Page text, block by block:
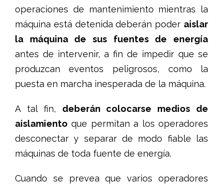
operaciones de mantenimiento mientras la
máquina está detenida deberán poder aislar
la máquina de sus fuentes de energía
antes de intervenir, a fin de impedir que se
produzcan eventos peligrosos, como la
puesta en marcha inesperada de la máquina.
A tal fin, deberán colocarse medios de
aislamiento que permitan a los operadores
desconectar y separar de modo fiable las
máquinas de toda fuente de energía.
Cuando se prevea que varios operadores